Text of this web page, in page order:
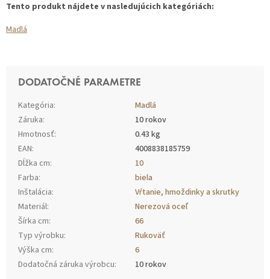
Tento produkt nájdete v nasledujúcich kategóriách:
Madlá
DODATOČNÉ PARAMETRE
Kategória:
Madlá
Záruka:
10 rokov
Hmotnosť:
0.43 kg
EAN:
4008838185759
Dĺžka cm:
10
Farba:
biela
Inštalácia:
Vŕtanie, hmoždinky a skrutky
Materiál:
Nerezová oceľ
Šírka cm:
66
Typ výrobku:
Rukoväť
Výška cm:
6
Dodatočná záruka výrobcu:
10 rokov